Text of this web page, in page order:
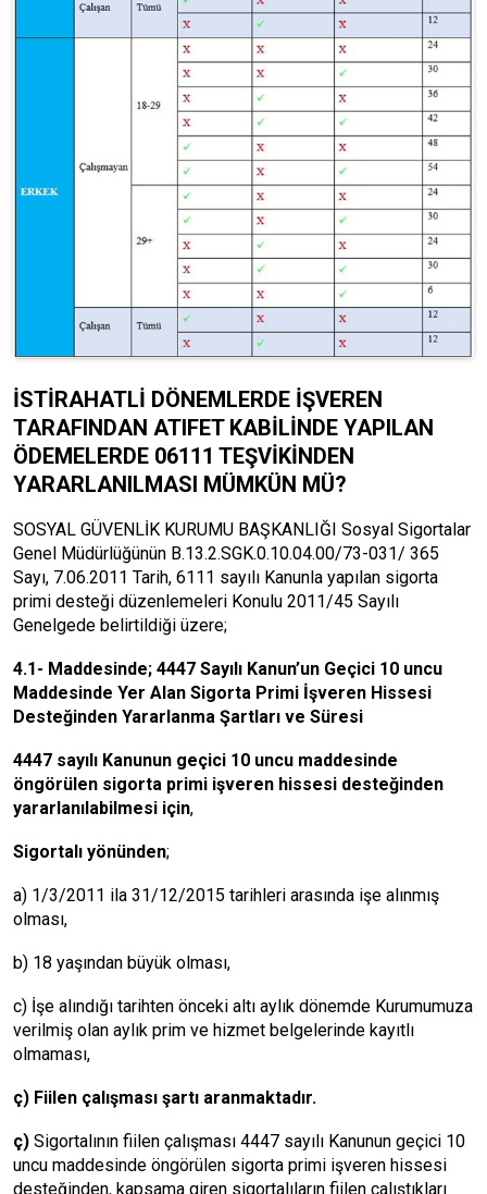
İSTİRAHATLİ DÖNEMLERDE İŞVEREN
TARAFINDAN ATIFET KABİLİNDE YAPILAN
ÖDEMELERDE 06111 TEŞVİKİNDEN
YARARLANILMASI MÜMKÜN MÜ?
SOSYAL GÜVENLİK KURUMU BAŞKANLIĞI Sosyal Sigortalar
Genel Müdürlüğünün B.13.2.SGK.0.10.04.00/73-031/ 365
Sayı, 7.06.2011 Tarih, 6111 sayılı Kanunla yapılan sigorta
primi desteği düzenlemeleri Konulu 2011/45 Sayılı
Genelgede belirtildiği üzere;
4.1- Maddesinde; 4447 Sayılı Kanun’un Geçici 10 uncu
Maddesinde Yer Alan Sigorta Primi İşveren Hissesi
Desteğinden Yararlanma Şartları ve Süresi
4447 sayılı Kanunun geçici 10 uncu maddesinde
öngörülen sigorta primi işveren hissesi desteğinden
yararlanılabilmesi için,
Sigortalı yönünden;
a) 1/3/2011 ila 31/12/2015 tarihleri arasında işe alınmış
olması,
b) 18 yaşından büyük olması,
c) İşe alındığı tarihten önceki altı aylık dönemde Kurumumuza
verilmiş olan aylık prim ve hizmet belgelerinde kayıtlı
olmaması,
ç) Fiilen çalışması şartı aranmaktadır.
ç) Sigortalının fiilen çalışması 4447 sayılı Kanunun geçici 10
uncu maddesinde öngörülen sigorta primi işveren hissesi
desteğinden, kapsama giren sigortalıların fiilen çalıştıkları